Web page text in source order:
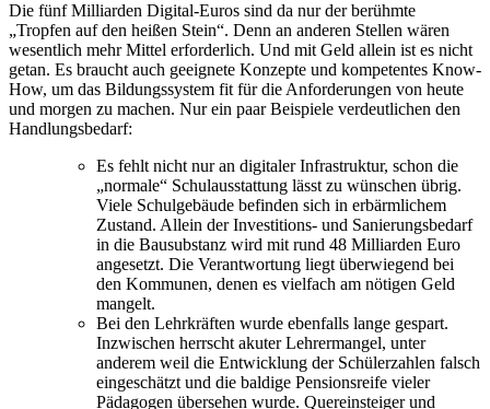
Die fünf Milliarden Digital-Euros sind da nur der berühmte
„Tropfen auf den heißen Stein“. Denn an anderen Stellen wären
wesentlich mehr Mittel erforderlich. Und mit Geld allein ist es nicht
getan. Es braucht auch geeignete Konzepte und kompetentes Know-
How, um das Bildungssystem fit für die Anforderungen von heute
und morgen zu machen. Nur ein paar Beispiele verdeutlichen den
Handlungsbedarf:
Es fehlt nicht nur an digitaler Infrastruktur, schon die
„normale“ Schulausstattung lässt zu wünschen übrig.
Viele Schulgebäude befinden sich in erbärmlichem
Zustand. Allein der Investitions- und Sanierungsbedarf
in die Bausubstanz wird mit rund 48 Milliarden Euro
angesetzt. Die Verantwortung liegt überwiegend bei
den Kommunen, denen es vielfach am nötigen Geld
mangelt.
Bei den Lehrkräften wurde ebenfalls lange gespart.
Inzwischen herrscht akuter Lehrermangel, unter
anderem weil die Entwicklung der Schülerzahlen falsch
eingeschätzt und die baldige Pensionsreife vieler
Pädagogen übersehen wurde. Quereinsteiger und